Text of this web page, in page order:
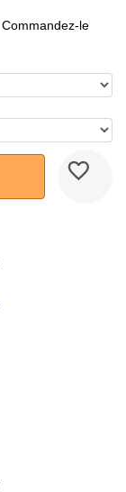
Commandez-le